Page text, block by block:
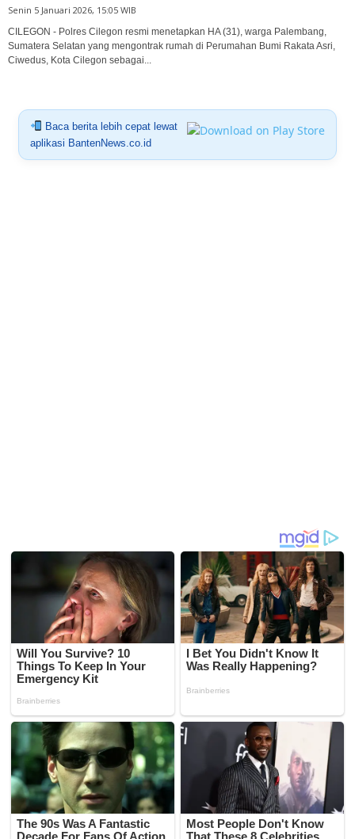
Senin 5 Januari 2026, 15:05 WIB
CILEGON - Polres Cilegon resmi menetapkan HA (31), warga Palembang,
Sumatera Selatan yang mengontrak rumah di Perumahan Bumi Rakata Asri,
Ciwedus, Kota Cilegon sebagai...
Baca berita lebih cepat lewat
aplikasi BantenNews.co.id